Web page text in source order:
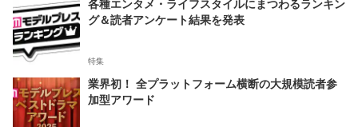
各種エンタメ・ライフスタイルにまつわるランキン
グ＆読者アンケート結果を発表
特集
業界初！ 全プラットフォーム横断の大規模読者参
加型アワード